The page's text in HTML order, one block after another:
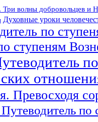
волны добровольцев и
Духовные уроки
по
ступеням
Превосходя
по